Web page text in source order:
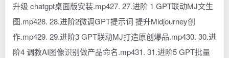
升级 chatgpt桌面版安装.mp427. 27.进阶 1 GPT联动MJ文生
图.mp428. 28.进阶2微调GPT提示词 提升Midjourney创
作.mp429. 29.进阶3 GPT联动MJ打造原创爆品.mp430. 30.进
阶4 调教AI图像识别做产品命名.mp431. 31.进阶5 GPT批量